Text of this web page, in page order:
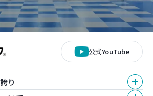
公式YouTube
り